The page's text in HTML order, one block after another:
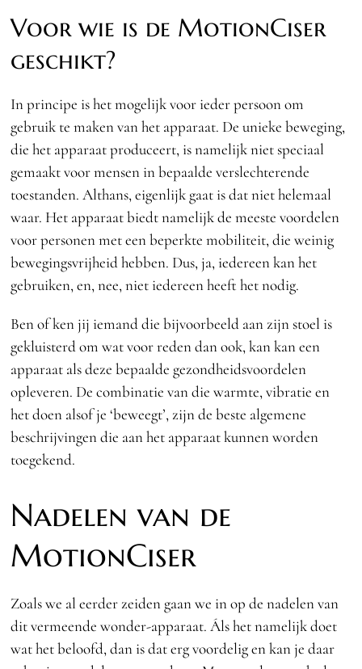
Voor wie is de MotionCiser
geschikt?
In principe is het mogelijk voor ieder persoon om
gebruik te maken van het apparaat. De unieke beweging,
die het apparaat produceert, is namelijk niet speciaal
gemaakt voor mensen in bepaalde verslechterende
toestanden. Althans, eigenlijk gaat is dat niet helemaal
waar. Het apparaat biedt namelijk de meeste voordelen
voor personen met een beperkte mobiliteit, die weinig
bewegingsvrijheid hebben. Dus, ja, iedereen kan het
gebruiken, en, nee, niet iedereen heeft het nodig.
Ben of ken jij iemand die bijvoorbeeld aan zijn stoel is
gekluisterd om wat voor reden dan ook, kan kan een
apparaat als deze bepaalde gezondheidsvoordelen
opleveren. De combinatie van die warmte, vibratie en
het doen alsof je ‘beweegt’, zijn de beste algemene
beschrijvingen die aan het apparaat kunnen worden
toegekend.
Nadelen van de
MotionCiser
Zoals we al eerder zeiden gaan we in op de nadelen van
dit vermeende wonder-apparaat. Áls het namelijk doet
wat het beloofd, dan is dat erg voordelig en kan je daar